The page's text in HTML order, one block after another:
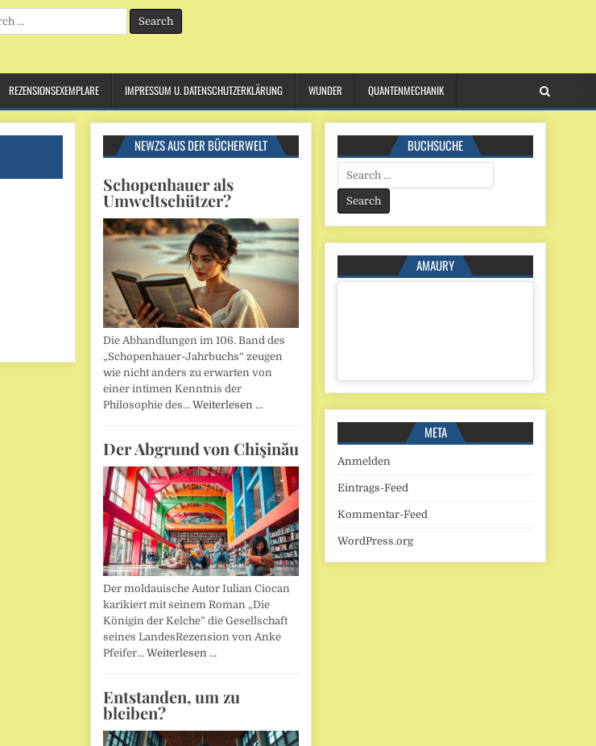
REZENSIONSEXEMPLARE IMPRESSUM U. DATENSCHUTZERKLÄRUNG WUNDER QUANTENMECHANIK
NEWZS AUS DER BÜCHERWELT
Schopenhauer als
Umweltschützer?
Die Abhandlungen im 106. Band des
„Schopenhauer-Jahrbuchs“ zeugen
wie nicht anders zu erwarten von
einer intimen Kenntnis der
Philosophie des… Weiterlesen …
Der Abgrund von Chişinău
Der moldauische Autor Iulian Ciocan
karikiert mit seinem Roman „Die
Königin der Kelche” die Gesellschaft
seines LandesRezension von Anke
Pfeifer… Weiterlesen …
Entstanden, um zu
bleiben?
BUCHSUCHE
Search
for:
AMAURY
META
Anmelden
Eintrags-Feed
Kommentar-Feed
WordPress.org